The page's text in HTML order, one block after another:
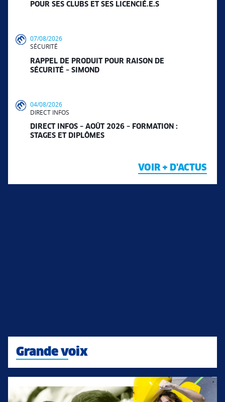
POUR SES CLUBS ET SES LICENCIÉ.E.S
07/08/2026
SÉCURITÉ
RAPPEL DE PRODUIT POUR RAISON DE
SÉCURITÉ – SIMOND
04/08/2026
DIRECT INFOS
DIRECT INFOS – AOÛT 2026 – FORMATION :
STAGES ET DIPLÔMES
VOIR + D'ACTUS
Grande voix